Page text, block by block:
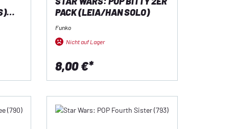
PACK (LEIA/HAN SOLO)
Funko
Nicht auf Lager
8,00 €*